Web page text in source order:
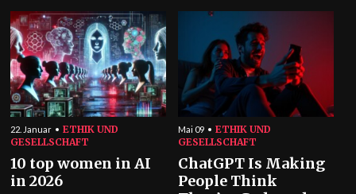
22. Januar
ETHIK UND
GESELLSCHAFT
10 top women in AI
in 2026
Mai 09
ETHIK UND
GESELLSCHAFT
ChatGPT Is Making
People Think